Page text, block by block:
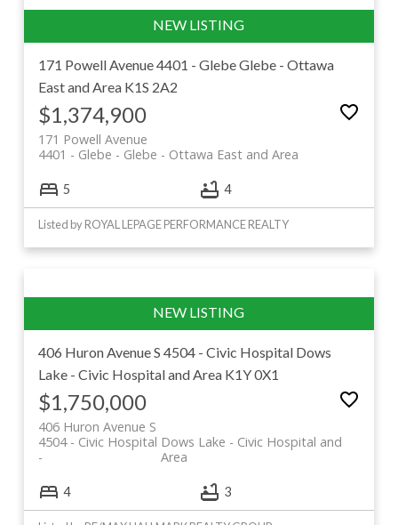
171 Powell Avenue4401 - GlebeGlebe - Ottawa
East and Area K1S 2A2
$1,374,900
171 Powell Avenue
Glebe - Ottawa East and Area
4401 - Glebe
5 4
Listed by ROYAL LEPAGE PERFORMANCE REALTY
406 Huron Avenue S 4504 - Civic Hospital Dows
Lake - Civic Hospital and Area K1Y 0X1
$1,750,000
406 Huron Avenue S
Dows Lake - Civic Hospital and
Area
4504 - Civic Hospital
4 3